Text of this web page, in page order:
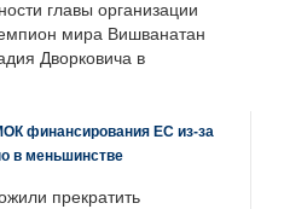
главы организации
мира Вишванатан
Дворковича в
финансирования ЕС из-за
в меньшинстве
прекратить